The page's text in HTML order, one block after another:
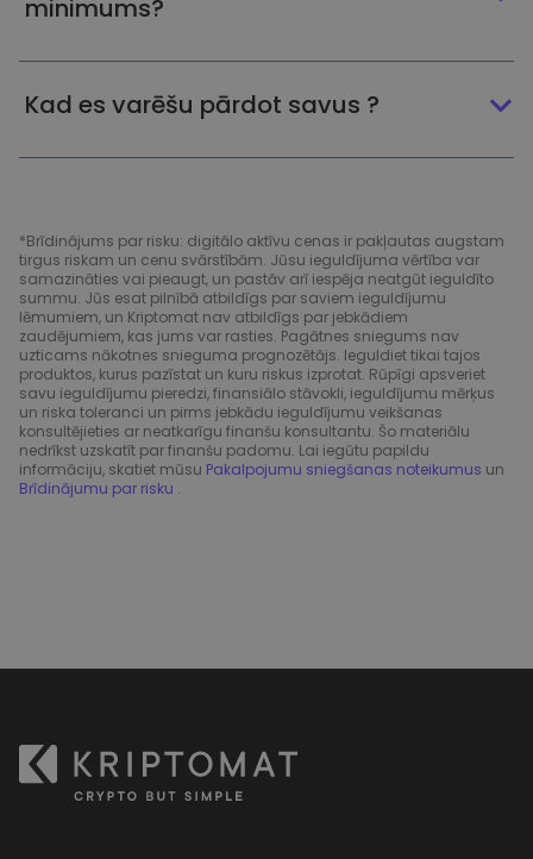
minimums?
Kad es varēšu pārdot savus ?
*Brīdinājums par risku: digitālo aktīvu cenas ir pakļautas augstam
tirgus riskam un cenu svārstībām. Jūsu ieguldījuma vērtība var
samazināties vai pieaugt, un pastāv arī iespēja neatgūt ieguldīto
summu. Jūs esat pilnībā atbildīgs par saviem ieguldījumu
lēmumiem, un Kriptomat nav atbildīgs par jebkādiem
zaudējumiem, kas jums var rasties. Pagātnes sniegums nav
uzticams nākotnes snieguma prognozētājs. Ieguldiet tikai tajos
produktos, kurus pazīstat un kuru riskus izprotat. Rūpīgi apsveriet
savu ieguldījumu pieredzi, finansiālo stāvokli, ieguldījumu mērķus
un riska toleranci un pirms jebkādu ieguldījumu veikšanas
konsultējieties ar neatkarīgu finanšu konsultantu. Šo materiālu
nedrīkst uzskatīt par finanšu padomu. Lai iegūtu papildu
informāciju, skatiet mūsu Pakalpojumu sniegšanas noteikumus un
Brīdinājumu par risku .